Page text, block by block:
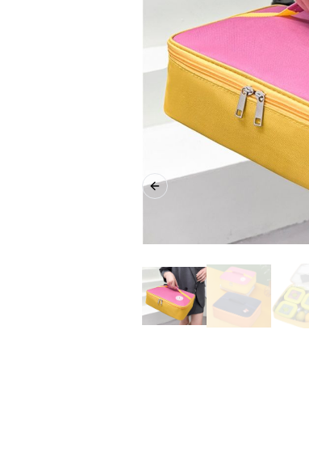
Previous slide